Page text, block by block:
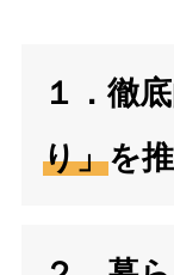
１．徹
り」を